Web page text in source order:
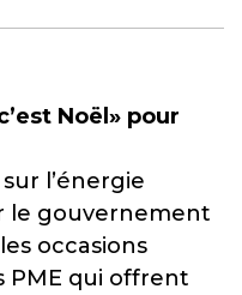
Noël» pour
l’énergie
le gouvernement
occasions
PME qui offrent